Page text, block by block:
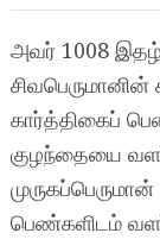
அவர் 1008 இதழ்
கார்த்திகைப்
குழந்தையை
பெண்களிடம்